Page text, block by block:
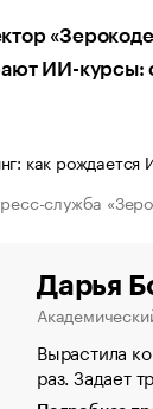
ИИ-курсы:
служба
Дарья
Вырастила
раз. Задает